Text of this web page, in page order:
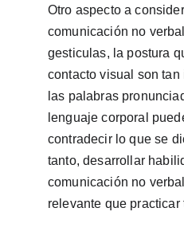
Otro aspecto a
comunicación no
gesticulas, la postura
contacto visual son tan
las palabras
lenguaje corporal
contradecir lo que se
tanto, desarrollar
comunicación no
relevante que